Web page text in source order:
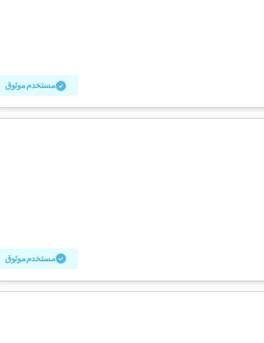
مستخدم موثوق
مستخدم موثوق